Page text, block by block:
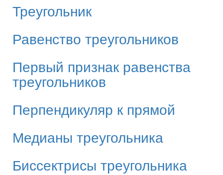
Треугольник
Равенство треугольников
Первый признак равенства
треугольников
Перпендикуляр к прямой
Медианы треугольника
Биссектрисы треугольника